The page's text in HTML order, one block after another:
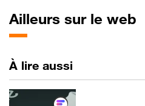
Ailleurs sur le web
À lire aussi